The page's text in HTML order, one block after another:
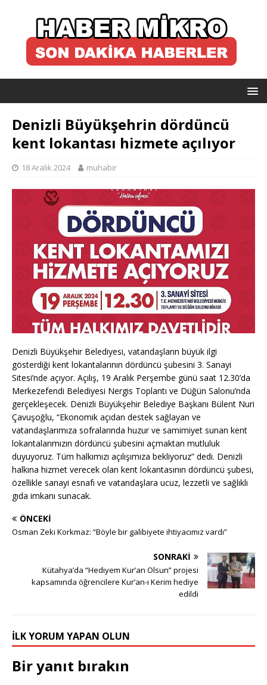
Denizli Büyükşehrin dördüncü
kent lokantası hizmete açılıyor
18 Aralık 2024 muhabir
Denizli Büyükşehir Belediyesi, vatandaşların büyük ilgi
gösterdiği kent lokantalarının dördüncü şubesini 3. Sanayi
Sitesi’nde açıyor. Açılış, 19 Aralık Perşembe günü saat 12.30’da
Merkezefendi Belediyesi Nergis Toplantı ve Düğün Salonu’nda
gerçekleşecek. Denizli Büyükşehir Belediye Başkanı Bülent Nuri
Çavuşoğlu, “Ekonomik açıdan destek sağlayan ve
vatandaşlarımıza sofralarında huzur ve samimiyet sunan kent
lokantalarımızın dördüncü şubesini açmaktan mutluluk
duyuyoruz. Tüm halkımızı açılışımıza bekliyoruz” dedi. Denizli
halkına hizmet verecek olan kent lokantasının dördüncü şubesi,
özellikle sanayi esnafı ve vatandaşlara ucuz, lezzetli ve sağlıklı
gıda imkanı sunacak.
ÖNCEKI
Osman Zeki Korkmaz: “Böyle bir galibiyete ihtiyacımız vardı”
SONRAKI
Kütahya’da “Hediyem Kur’an Olsun” projesi
kapsamında öğrencilere Kur’an-ı Kerim hediye
edildi
İLK YORUM YAPAN OLUN
Bir yanıt bırakın